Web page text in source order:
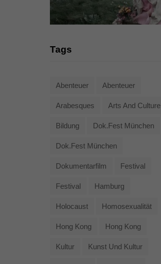
Tags
Abenteuer Abenteuer
Arabesques Arts And Culture
Bildung Dok.fest München
Dok.fest München
Dokumentarfilm Festival
Festival Hamburg
Holocaust Homosexualität
Hong Kong Hong Kong
Kultur Kunst Und Kultur